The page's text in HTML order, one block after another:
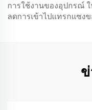
การใช้งานของอุปกรณ์
ลดการเข้าไปแทรกแซง